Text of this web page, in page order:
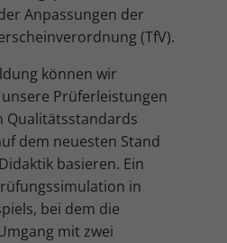
Anpassungen der
(TfV).
können wir
Prüferleistungen
Qualitätsstandards
dem neuesten Stand
basieren. Ein
in
bei dem die
mit zwei
anzeigen
oder Publishern
anzuzeigen. Sie tun dies, indem
verfolgen.
anzeigen
Social-Media-Plattformen werden
von externen Medien akzeptiert
Inhalte keiner manuellen